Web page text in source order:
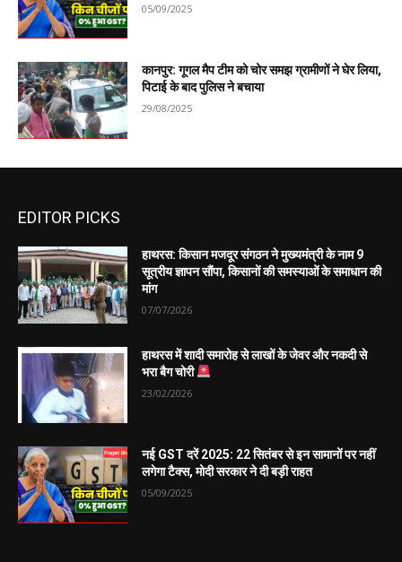
05/09/2025
कानपुर: गूगल मैप टीम को चोर समझ ग्रामीणों ने घेर लिया,
पिटाई के बाद पुलिस ने बचाया
29/08/2025
EDITOR PICKS
हाथरस: किसान मजदूर संगठन ने मुख्यमंत्री के नाम 9
सूत्रीय ज्ञापन सौंपा, किसानों की समस्याओं के समाधान की
मांग
07/07/2026
हाथरस में शादी समारोह से लाखों के जेवर और नकदी से
भरा बैग चोरी
23/02/2026
नई GST दरें 2025: 22 सितंबर से इन सामानों पर नहीं
लगेगा टैक्स, मोदी सरकार ने दी बड़ी राहत
05/09/2025